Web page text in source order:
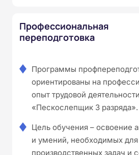
Профессиональная
переподготовка
Программы
ориентированы на
опыт трудовой
«Пескослепщик 3 разряда».
Цель обучения – освоение
и умений, необходимых
производственных задач и